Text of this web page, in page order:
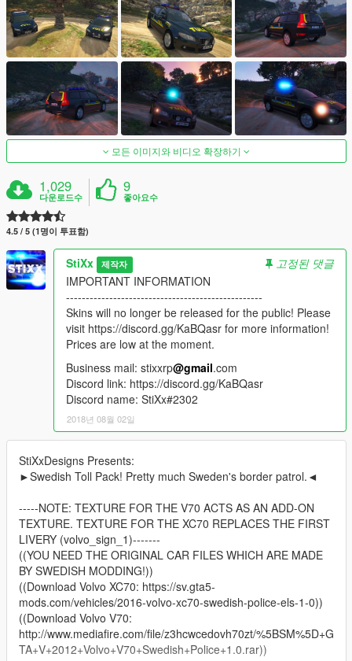
모든 이미지와 비디오 확장하기
1,029
다운로드수
9
좋아요수
4.5 / 5 (1명이 투표함)
StiXx 제작자
고정된 댓글
IMPORTANT INFORMATION
--------------------------------------------------
Skins will no longer be released for the public! Please
visit https://discord.gg/KaBQasr for more information!
Prices are low at the moment.
Business mail: stixxrp@gmail.com
Discord link: https://discord.gg/KaBQasr
Discord name: StiXx#2302
2018년 08월 02일
StiXxDesigns Presents:
►Swedish Toll Pack! Pretty much Sweden's border patrol.◄
-----NOTE: TEXTURE FOR THE V70 ACTS AS AN ADD-ON
TEXTURE. TEXTURE FOR THE XC70 REPLACES THE FIRST
LIVERY (volvo_sign_1)-------
((YOU NEED THE ORIGINAL CAR FILES WHICH ARE MADE
BY SWEDISH MODDING!))
((Download Volvo XC70: https://sv.gta5-
mods.com/vehicles/2016-volvo-xc70-swedish-police-els-1-0))
((Download Volvo V70:
http://www.mediafire.com/file/z3hcwcedovh70zt/%5BSM%5D+G
TA+V+2012+Volvo+V70+Swedish+Police+1.0.rar))